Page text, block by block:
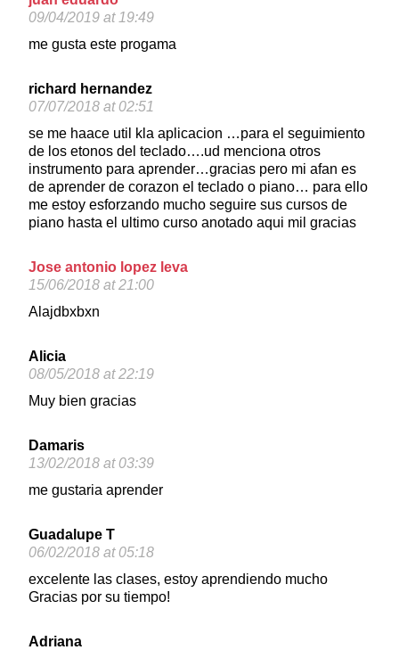
09/04/2019 at 19:49
me gusta este progama
richard hernandez
07/07/2018 at 02:51
se me haace util kla aplicacion …para el seguimiento
de los etonos del teclado….ud menciona otros
instrumento para aprender…gracias pero mi afan es
de aprender de corazon el teclado o piano… para ello
me estoy esforzando mucho seguire sus cursos de
piano hasta el ultimo curso anotado aqui mil gracias
Jose antonio lopez leva
15/06/2018 at 21:00
Alajdbxbxn
Alicia
08/05/2018 at 22:19
Muy bien gracias
Damaris
13/02/2018 at 03:39
me gustaria aprender
Guadalupe T
06/02/2018 at 05:18
excelente las clases, estoy aprendiendo mucho
Gracias por su tiempo!
Adriana